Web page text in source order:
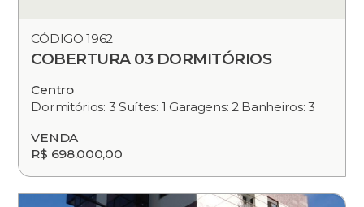
CÓDIGO 1962
COBERTURA 03 DORMITÓRIOS
Centro
Dormitórios: 3 Suítes: 1 Garagens: 2 Banheiros: 3
VENDA
R$ 698.000,00